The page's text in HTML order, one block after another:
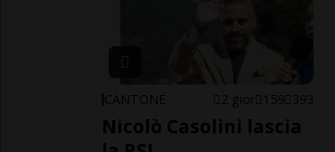
CANTONE 2 gior 159 393
Nicolò Casolini lascia